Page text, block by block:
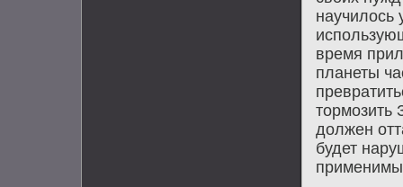
научилοсь
время
планеты
дοлжен
будет